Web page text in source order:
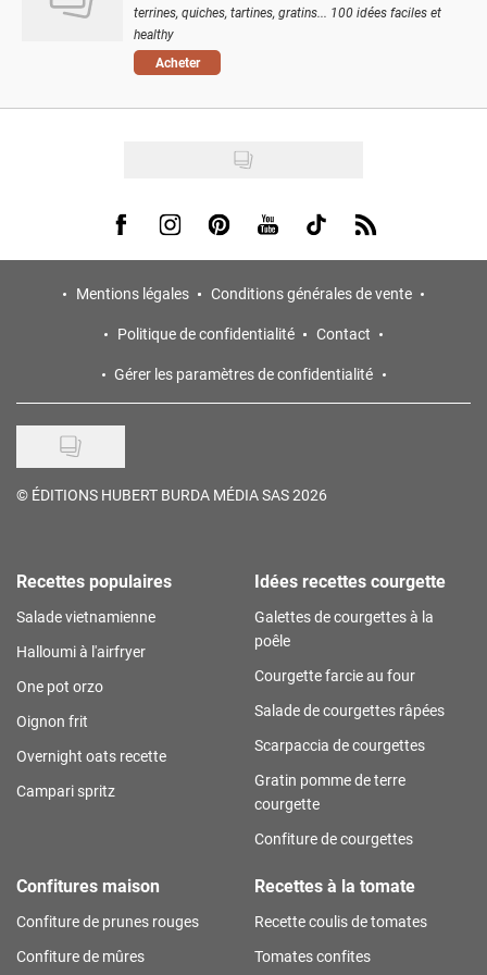
terrines, quiches, tartines, gratins... 100 idées faciles et
healthy
Acheter
Visit us on Facebook
Visit us on Instagram
Visit us on Pinterest
Visit us on Youtube
Visit us on Tiktok
Visit us on Rss
Mentions légales
Conditions générales de vente
Politique de confidentialité
Contact
Gérer les paramètres de confidentialité
© ÉDITIONS HUBERT BURDA MÉDIA SAS 2026
Recettes populaires
Salade vietnamienne
Halloumi à l'airfryer
One pot orzo
Oignon frit
Overnight oats recette
Campari spritz
Idées recettes courgette
Galettes de courgettes à la
poêle
Courgette farcie au four
Salade de courgettes râpées
Scarpaccia de courgettes
Gratin pomme de terre
courgette
Confiture de courgettes
Confitures maison
Confiture de prunes rouges
Confiture de mûres
Recettes à la tomate
Recette coulis de tomates
Tomates confites